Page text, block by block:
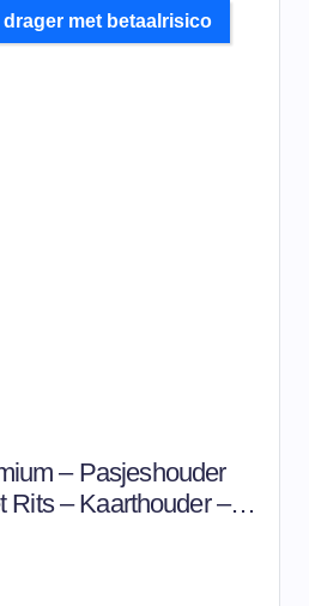
met betaalrisico
– Pasjeshouder
Rits – Kaarthouder –
& Vrouwen –
– Pashouder – 8